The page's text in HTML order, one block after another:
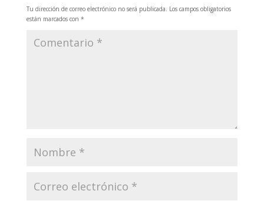
Tu dirección de correo electrónico no será publicada. Los campos obligatorios
están marcados con *